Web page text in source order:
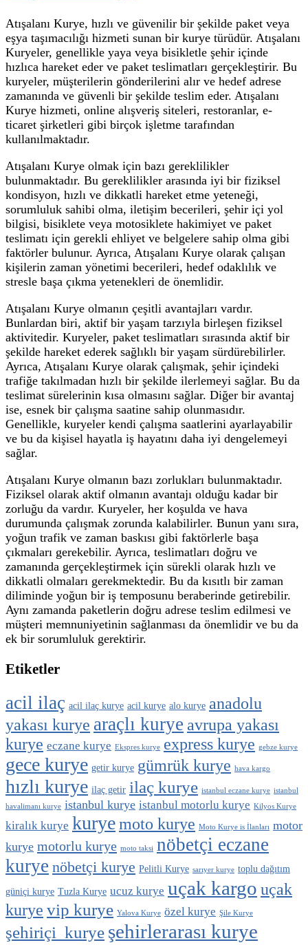
Atışalanı Kurye, hızlı ve güvenilir bir şekilde paket veya
eşya taşımacılığı hizmeti sunan bir kurye türüdür. Atışalanı
Kuryeler, genellikle yaya veya bisikletle şehir içinde
hızlıca hareket eder ve paket teslimatları gerçekleştirir. Bu
kuryeler, müşterilerin gönderilerini alır ve hedef adrese
zamanında ve güvenli bir şekilde teslim eder. Atışalanı
Kurye hizmeti, online alışveriş siteleri, restoranlar, e-
ticaret şirketleri gibi birçok işletme tarafından
kullanılmaktadır.
Atışalanı Kurye olmak için bazı gereklilikler
bulunmaktadır. Bu gereklilikler arasında iyi bir fiziksel
kondisyon, hızlı ve dikkatli hareket etme yeteneği,
sorumluluk sahibi olma, iletişim becerileri, şehir içi yol
bilgisi, bisiklete veya motosiklete hakimiyet ve paket
teslimatı için gerekli ehliyet ve belgelere sahip olma gibi
faktörler bulunur. Ayrıca, Atışalanı Kurye olarak çalışan
kişilerin zaman yönetimi becerileri, hedef odaklılık ve
stresle başa çıkma yetenekleri de önemlidir.
Atışalanı Kurye olmanın çeşitli avantajları vardır.
Bunlardan biri, aktif bir yaşam tarzıyla birleşen fiziksel
aktivitedir. Kuryeler, paket teslimatları sırasında aktif bir
şekilde hareket ederek sağlıklı bir yaşam sürdürebilirler.
Ayrıca, Atışalanı Kurye olarak çalışmak, şehir içindeki
trafiğe takılmadan hızlı bir şekilde ilerlemeyi sağlar. Bu da
teslimat sürelerinin kısa olmasını sağlar. Diğer bir avantaj
ise, esnek bir çalışma saatine sahip olunmasıdır.
Genellikle, kuryeler kendi çalışma saatlerini ayarlayabilir
ve bu da kişisel hayatla iş hayatını daha iyi dengelemeyi
sağlar.
Atışalanı Kurye olmanın bazı zorlukları bulunmaktadır.
Fiziksel olarak aktif olmanın avantajı olduğu kadar bir
zorluğu da vardır. Kuryeler, her koşulda ve hava
durumunda çalışmak zorunda kalabilirler. Bunun yanı sıra,
yoğun trafik ve zaman baskısı gibi faktörlerle başa
çıkmaları gerekebilir. Ayrıca, teslimatları doğru ve
zamanında gerçekleştirmek için sürekli olarak hızlı ve
dikkatli olmaları gerekmektedir. Bu da kısıtlı bir zaman
diliminde yoğun bir iş temposunu beraberinde getirebilir.
Aynı zamanda paketlerin doğru adrese teslim edilmesi ve
müşteri memnuniyetinin sağlanması da önemlidir ve bu da
ek bir sorumluluk gerektirir.
Etiketler
acil ilaç acil ilaç kurye acil kurye alo kurye anadolu
yakası kurye araçlı kurye avrupa yakası
kurye eczane kurye Ekspres kurye express kurye gebze kurye
gece kurye getir kurye gümrük kurye hava kargo
hızlı kurye ilaç getir ilaç kurye istanbul eczane kurye istanbul
havalimanı kurye istanbul kurye istanbul motorlu kurye Kilyos Kurye
kiralık kurye kuryemoto kurye Moto Kurye is İlanları motor
kurye motorlu kurye moto taksi nöbetçi eczane
kurye nöbetçi kurye Pelitli Kurye sarıyer kurye toplu dağıtım
güniçi kurye Tuzla Kurye ucuz kurye uçak kargo uçak
kurye vip kurye Yalova Kurye özel kurye Şile Kurye
şehiriçi kurye şehirlerarası kurye